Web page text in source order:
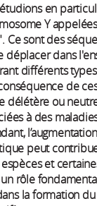
en
Y
Ce sont des
déplacer dans
différents
de
délétère ou
à des
peut
espèces et
rôle
la formation